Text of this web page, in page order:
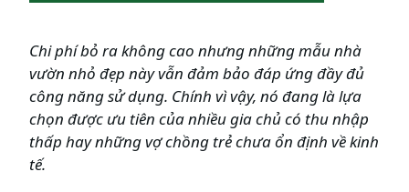
Chi phí bỏ ra không cao nhưng những mẫu nhà
vườn nhỏ đẹp này vẫn đảm bảo đáp ứng đầy đủ
công năng sử dụng. Chính vì vậy, nó đang là lựa
chọn được ưu tiên của nhiều gia chủ có thu nhập
thấp hay những vợ chồng trẻ chưa ổn định về kinh
tế.